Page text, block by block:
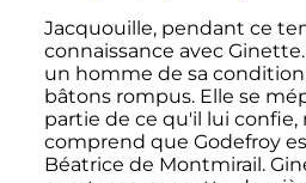
Jacquouille, pendant ce
connaissance avec
un homme de sa
bâtons rompus. Elle se
partie de ce qu'il lui confie,
comprend que Godefroy
Béatrice de Montmirail.